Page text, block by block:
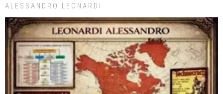
ALESSANDRO LEONARDI